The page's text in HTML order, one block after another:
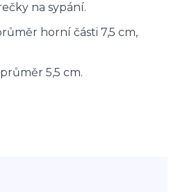
na sypání.
horní části 7,5 cm,
5,5 cm.